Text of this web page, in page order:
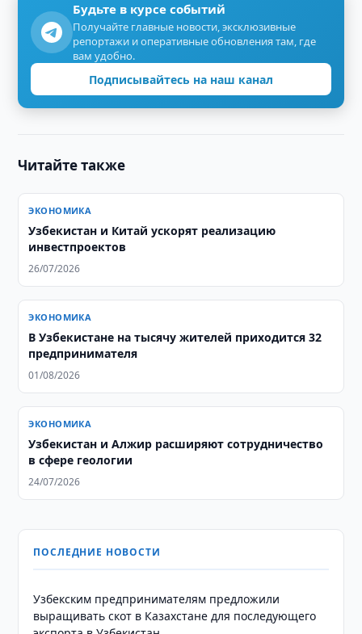
Будьте в курсе событий
Получайте главные новости, эксклюзивные
репортажи и оперативные обновления там, где
вам удобно.
Подписывайтесь на наш канал
Читайте также
ЭКОНОМИКА
Узбекистан и Китай ускорят реализацию
инвестпроектов
26/07/2026
ЭКОНОМИКА
В Узбекистане на тысячу жителей приходится 32
предпринимателя
01/08/2026
ЭКОНОМИКА
Узбекистан и Алжир расширяют сотрудничество
в сфере геологии
24/07/2026
ПОСЛЕДНИЕ НОВОСТИ
Узбекским предпринимателям предложили
выращивать скот в Казахстане для последующего